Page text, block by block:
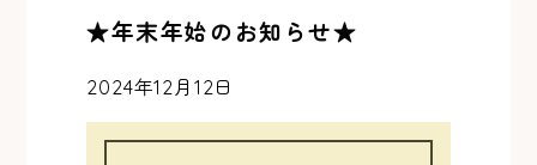
★年末年始のお知らせ★
2024年12月12日